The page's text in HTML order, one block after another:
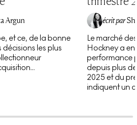
, collaborateur de longue date
dans cette série. C'est
les plaques pour les gravures
libre de dessiner directement
les objets et les
dans sa vie
Argun
et ce, de la bonne
décisions les plus
écrit par
Le marché
Hockney a
performance
depuis plus
2025 et du
indiquent un